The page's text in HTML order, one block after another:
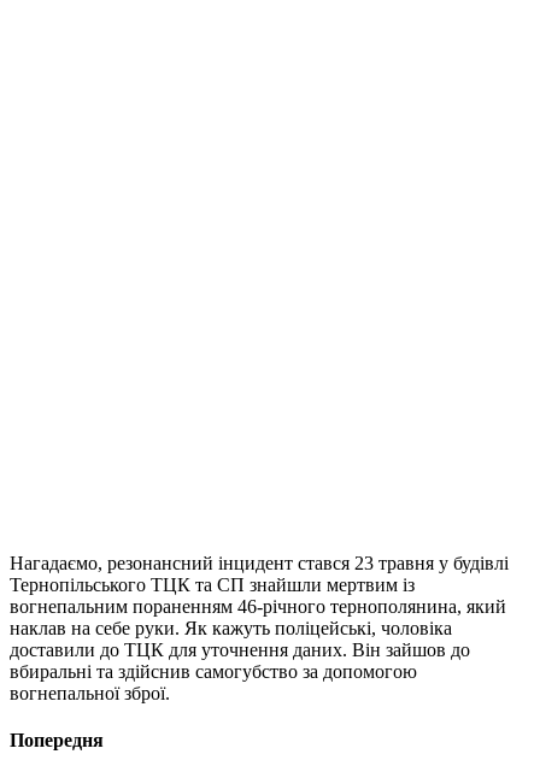
Нагадаємо, резонансний інцидент стався 23 травня у будівлі
Тернопільського ТЦК та СП знайшли мертвим із
вогнепальним пораненням 46-річного тернополянина, який
наклав на себе руки. Як кажуть поліцейські, чоловіка
доставили до ТЦК для уточнення даних. Він зайшов до
вбиральні та здійснив самогубство за допомогою
вогнепальної зброї.
Попередня